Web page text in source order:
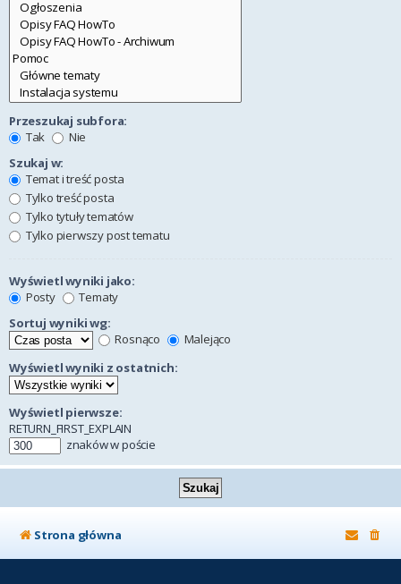
Przeszukaj subfora:
Tak
Nie
Szukaj w:
Temat i treść posta
Tylko treść posta
Tylko tytuły tematów
Tylko pierwszy post tematu
Wyświetl wyniki jako:
Posty
Tematy
Sortuj wyniki wg:
Rosnąco
Malejąco
Wyświetl wyniki z ostatnich:
Wyświetl pierwsze:
RETURN_FIRST_EXPLAIN
znaków w poście
Strona główna